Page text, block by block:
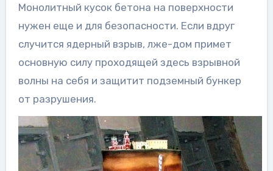
Монолитный кусок бетона на поверхности
нужен еще и для безопасности. Если вдруг
случится ядерный взрыв, лже-дом примет
основную силу проходящей здесь взрывной
волны на себя и защитит подземный бункер
от разрушения.